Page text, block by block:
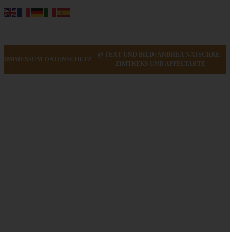
IMPRESSUM DATENSCHUTZ
@ TEXT UND BILD: ANDREA NATSCHKE |
ZIMTKEKS UND APFELTARTE